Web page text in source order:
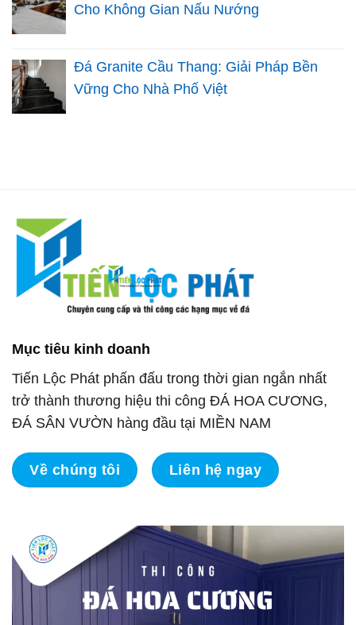
Cho Không Gian Nấu Nướng
Đá Granite Cầu Thang: Giải Pháp Bền
Vững Cho Nhà Phố Việt
Mục tiêu kinh doanh
Tiến Lộc Phát phấn đấu trong thời gian ngắn nhất
trở thành thương hiệu thi công ĐÁ HOA CƯƠNG,
ĐÁ SÂN VƯỜN hàng đầu tại MIỀN NAM
Về chúng tôi Liên hệ ngay